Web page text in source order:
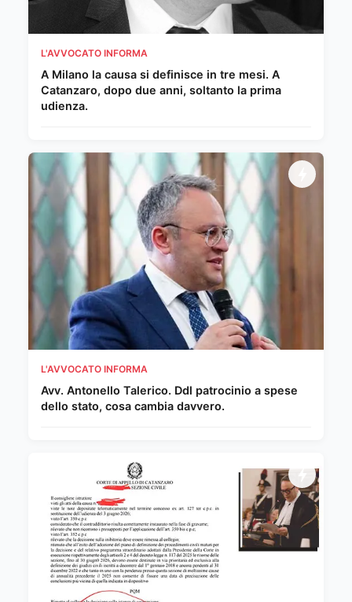
L'AVVOCATO INFORMA
A Milano la causa si definisce in tre mesi. A
Catanzaro, dopo due anni, soltanto la prima
udienza.
L'AVVOCATO INFORMA
Avv. Antonello Talerico. Ddl patrocinio a spese
dello stato, cosa cambia davvero.